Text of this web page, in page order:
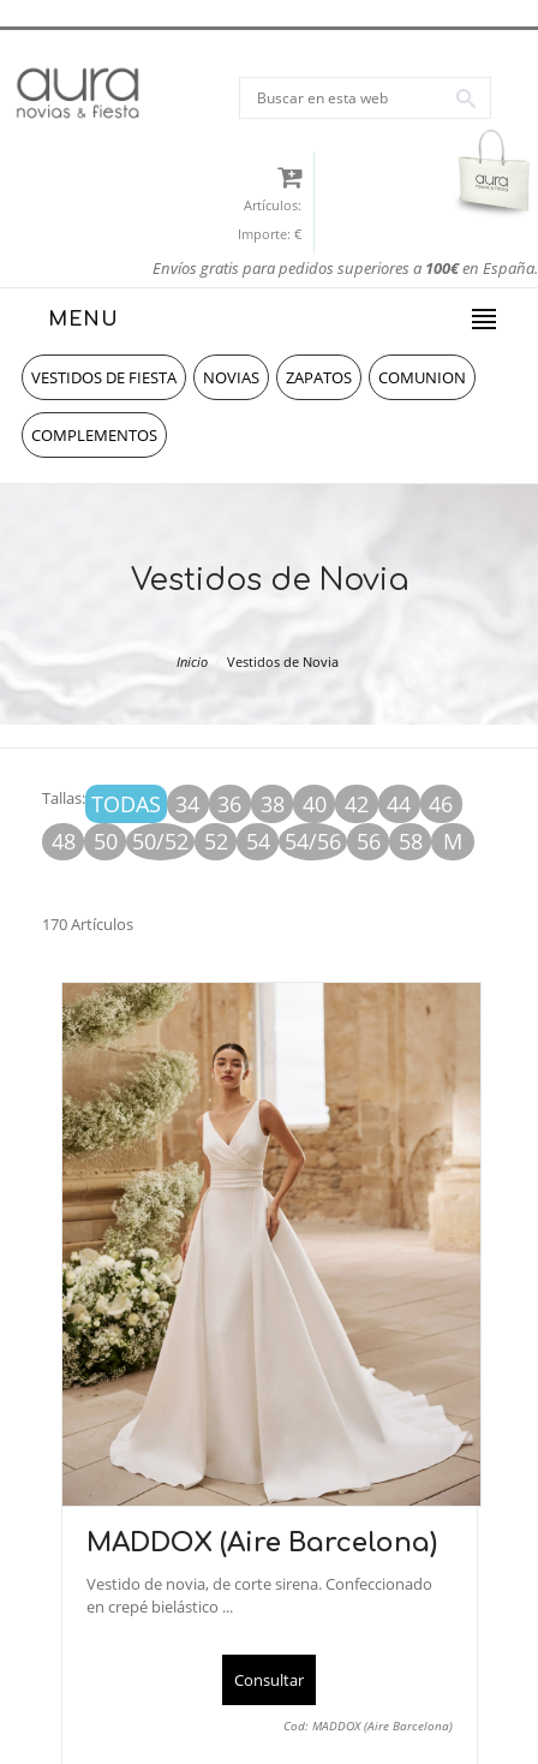
Artículos:
Importe: €
Envíos gratis para pedidos superiores a 100€en España.
MENU
VESTIDOS DE FIESTA NOVIAS ZAPATOS COMUNION
COMPLEMENTOS
Vestidos de Novia
Inicio Vestidos de Novia
Tallas: TODAS 34 36 38 40 42 44
46
48
50 50/52 52 54 54/56 56 58 M
170 Artículos
MADDOX (Aire Barcelona)
Vestido de novia, de corte sirena. Confeccionado
en crepé bielástico ...
Consultar
Cod: MADDOX (Aire Barcelona)